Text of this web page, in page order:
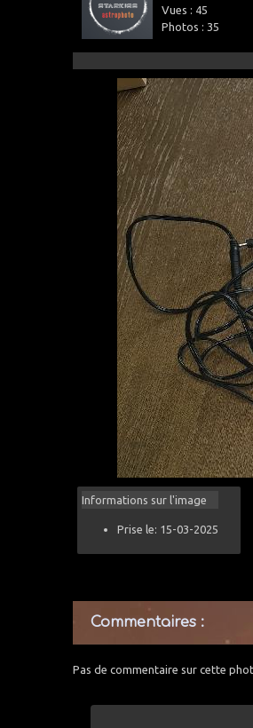
Vues : 45
Photos : 35
Informations sur l'image
Prise le: 15-03-2025
Commentaires :
Pas de commentaire sur cette